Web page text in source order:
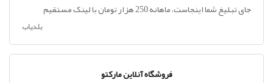
جای تبلیغ شما اینجاست، ماهانه 250 هزار تومان با لینک مستقیم
بلدیاب
فروشگاه آنلاین مارکتو